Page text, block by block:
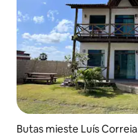
Butas mieste Luís Correia